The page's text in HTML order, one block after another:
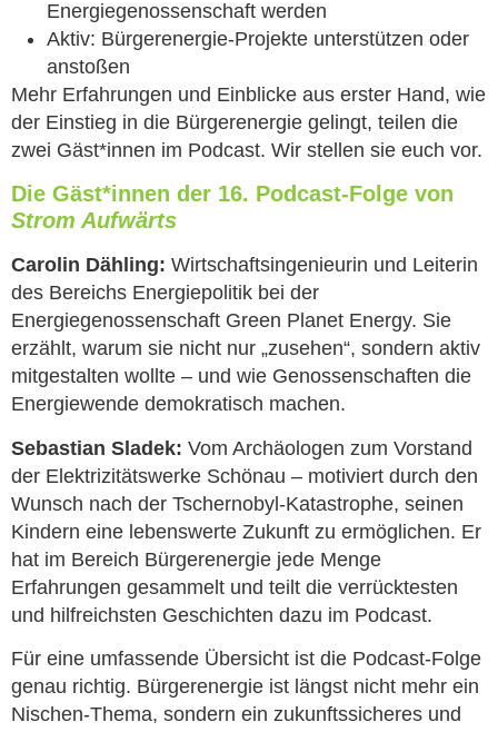
Energiegenossenschaft werden
Aktiv: Bürgerenergie-Projekte unterstützen oder
anstoßen
Mehr Erfahrungen und Einblicke aus erster Hand, wie
der Einstieg in die Bürgerenergie gelingt, teilen die
zwei Gäst*innen im Podcast. Wir stellen sie euch vor.
Die Gäst*innen der 16. Podcast-Folge von
Strom Aufwärts
Carolin Dähling: Wirtschaftsingenieurin und Leiterin
des Bereichs Energiepolitik bei der
Energiegenossenschaft Green Planet Energy. Sie
erzählt, warum sie nicht nur „zusehen“, sondern aktiv
mitgestalten wollte – und wie Genossenschaften die
Energiewende demokratisch machen.
Sebastian Sladek: Vom Archäologen zum Vorstand
der Elektrizitätswerke Schönau – motiviert durch den
Wunsch nach der Tschernobyl-Katastrophe, seinen
Kindern eine lebenswerte Zukunft zu ermöglichen. Er
hat im Bereich Bürgerenergie jede Menge
Erfahrungen gesammelt und teilt die verrücktesten
und hilfreichsten Geschichten dazu im Podcast.
Für eine umfassende Übersicht ist die Podcast-Folge
genau richtig. Bürgerenergie ist längst nicht mehr ein
Nischen-Thema, sondern ein zukunftssicheres und